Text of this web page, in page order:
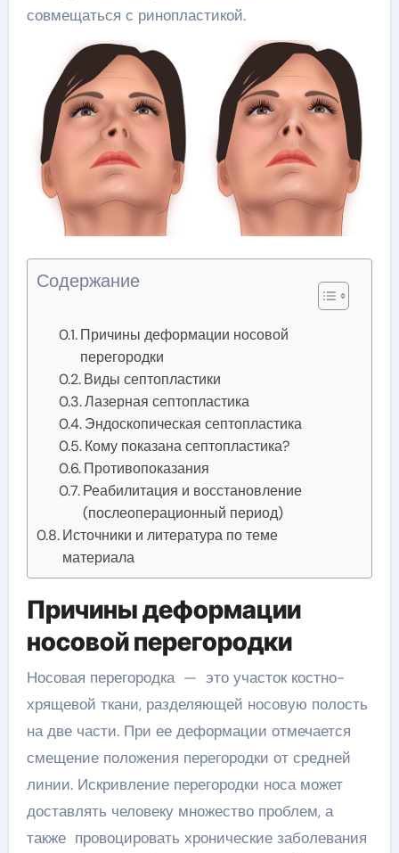
совмещаться с ринопластикой.
Содержание
Причины деформации носовой
перегородки
Виды септопластики
Лазерная септопластика
Эндоскопическая септопластика
Кому показана септопластика?
Противопоказания
Реабилитация и восстановление
(послеоперационный период)
Источники и литература по теме
материала
Причины деформации
носовой перегородки
Носовая перегородка — это участок костно-
хрящевой ткани, разделяющей носовую полость
на две части. При ее деформации отмечается
смещение положения перегородки от средней
линии. Искривление перегородки носа может
доставлять человеку множество проблем, а
также провоцировать хронические заболевания